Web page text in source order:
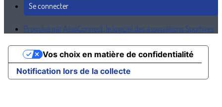
Se connecter
Propulsé par AssoConnect, le logiciel des associations Sportives
Notification lors de la collecte
Vos choix en matière de confidentialité